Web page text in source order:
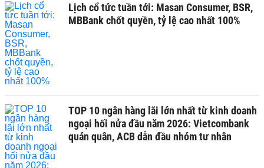
Lịch cổ tức tuần tới: Masan Consumer, BSR,
MBBank chốt quyền, tỷ lệ cao nhất 100%
TOP 10 ngân hàng lãi lớn nhất từ kinh doanh
ngoại hối nửa đầu năm 2026: Vietcombank
quán quân, ACB dẫn đầu nhóm tư nhân